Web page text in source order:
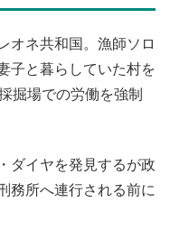
オネ共和国。漁師ソロ
子と暮らしていた村を
掘場での労働を強制
ダイヤを発見するが政
務所へ連行される前に